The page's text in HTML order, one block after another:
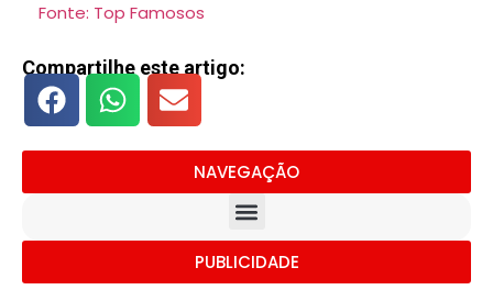
Fonte: Top Famosos
Compartilhe este artigo:
NAVEGAÇÃO
PUBLICIDADE